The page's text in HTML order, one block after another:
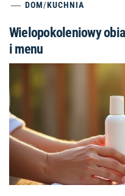
DOM/KUCHNIA
Wielopokoleniowy
i menu